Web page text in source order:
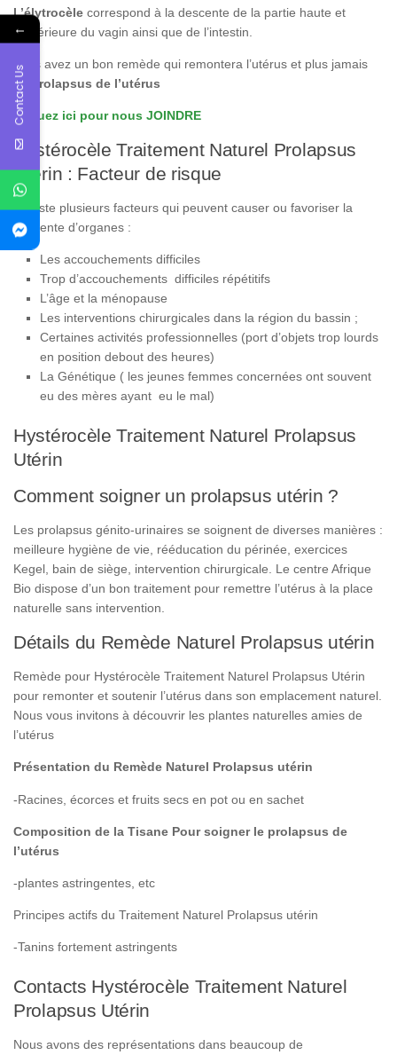
L’élytrocèle correspond à la descente de la partie haute et
postérieure du vagin ainsi que de l’intestin.
Vous avez un bon remède qui remontera l’utérus et plus jamais
de
prolapsus de l’utérus
Cliquez ici pour nous JOINDRE
Hystérocèle Traitement Naturel Prolapsus
Utérin : Facteur de risque
Il existe plusieurs facteurs qui peuvent causer ou favoriser la
descente d’organes :
Les accouchements difficiles
Trop d’accouchements difficiles répétitifs
L’âge et la ménopause
Les interventions chirurgicales dans la région du bassin ;
Certaines activités professionnelles (port d’objets trop lourds
en position debout des heures)
La Génétique ( les jeunes femmes concernées ont souvent
eu des mères ayant eu le mal)
Hystérocèle Traitement Naturel Prolapsus
Utérin
Comment soigner un prolapsus utérin ?
Les prolapsus génito-urinaires se soignent de diverses manières :
meilleure hygiène de vie, rééducation du périnée, exercices
Kegel, bain de siège, intervention chirurgicale. Le centre Afrique
Bio dispose d’un bon traitement pour remettre l’utérus à la place
naturelle sans intervention.
Détails du Remède Naturel Prolapsus utérin
Remède pour Hystérocèle Traitement Naturel Prolapsus Utérin
pour remonter et soutenir l’utérus dans son emplacement naturel.
Nous vous invitons à découvrir les plantes naturelles amies de
l’utérus
Présentation du Remède Naturel Prolapsus utérin
-Racines, écorces et fruits secs en pot ou en sachet
Composition de la Tisane Pour soigner le prolapsus de
l’utérus
-plantes astringentes, etc
Principes actifs du Traitement Naturel Prolapsus utérin
-Tanins fortement astringents
Contacts Hystérocèle Traitement Naturel
Prolapsus Utérin
Nous avons des représentations dans beaucoup de
←
Contact Us